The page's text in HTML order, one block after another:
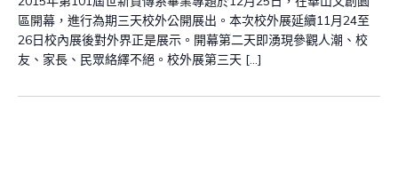
區開幕，進行為期三天校外公開展出。本次校外展延續11月24至
26日校內展後對外界正是展示。開幕第二天即湧現參觀人潮、校
友、家長、民眾絡繹不絕。校外展第三天 […]